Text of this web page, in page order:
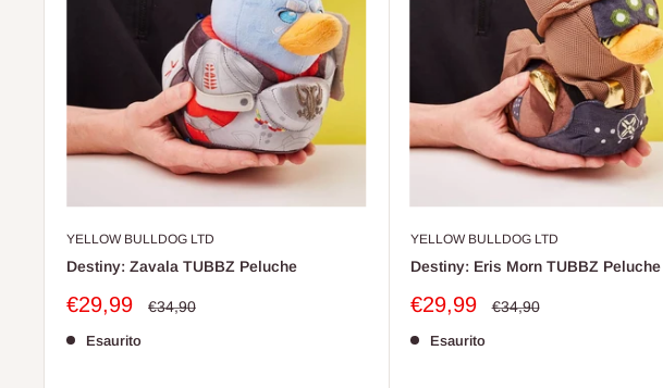
YELLOW BULLDOG LTD
Destiny: Zavala TUBBZ Peluche
Prezzo
€29,99 Prezzo
€34,90
Esaurito
YELLOW BULLDOG LTD
Destiny: Eris Morn TUBBZ Peluche
Prezzo
€29,99 Prezzo
€34,90
Esaurito